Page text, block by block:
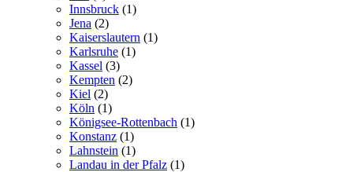
Innsbruck (1)
Jena (2)
Kaiserslautern (1)
Karlsruhe (1)
Kassel (3)
Kempten (2)
Kiel (2)
Köln (1)
Königsee-Rottenbach (1)
Konstanz (1)
Lahnstein (1)
Landau in der Pfalz (1)